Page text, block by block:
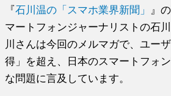
『石川温の「スマホ業界新聞」
』
マートフォンジャーナリストの石
川さんは今回のメルマガで、ユー
得」を超え、日本のスマートフォ
な問題に言及しています。